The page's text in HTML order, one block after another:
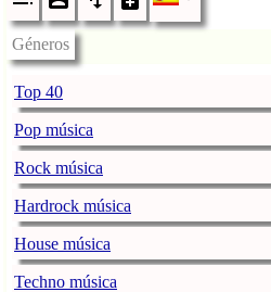
Géneros
Top 40
Pop música
Rock música
Hardrock música
House música
Techno música